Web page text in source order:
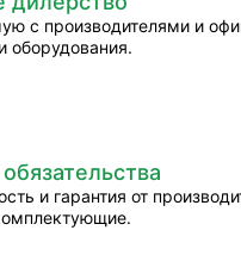
с производителями и
оборудования.
и гарантия от